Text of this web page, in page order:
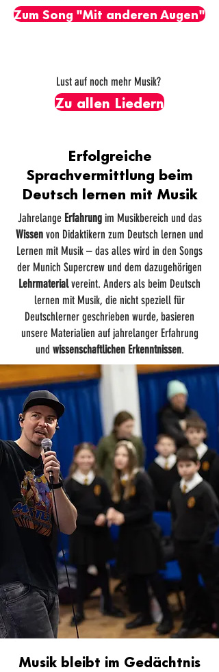
Zum Song "Mit anderen Augen"
Lust auf noch mehr Musik?
Zu allen Liedern
Erfolgreiche
Sprachvermittlung beim
Deutsch lernen mit Musik
Jahrelange Erfahrungim Musikbereich und das
Wissen von Didaktikern zum Deutsch lernen und
Lernen mit Musik – das alles wird in den Songs
der Munich Supercrew und dem dazugehörigen
Lehrmaterialvereint. Anders als beim Deutsch
lernen mit Musik, die nicht speziell für
Deutschlerner geschrieben wurde, basieren
unsere Materialien auf jahrelanger Erfahrung
und wissenschaftlichen Erkenntnissen.
Musik bleibt im Gedächtnis